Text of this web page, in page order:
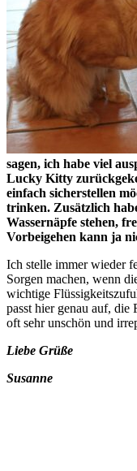
sagen, ich habe viel
Lucky Kitty
einfach sicherstellen
trinken. Zusätzlich
Wassernäpfe stehen,
Vorbeigehen kann ja
Ich stelle immer wieder
Sorgen machen, wenn
wichtige
passt hier genau auf,
oft sehr unschön und
Liebe Grüße
Susanne